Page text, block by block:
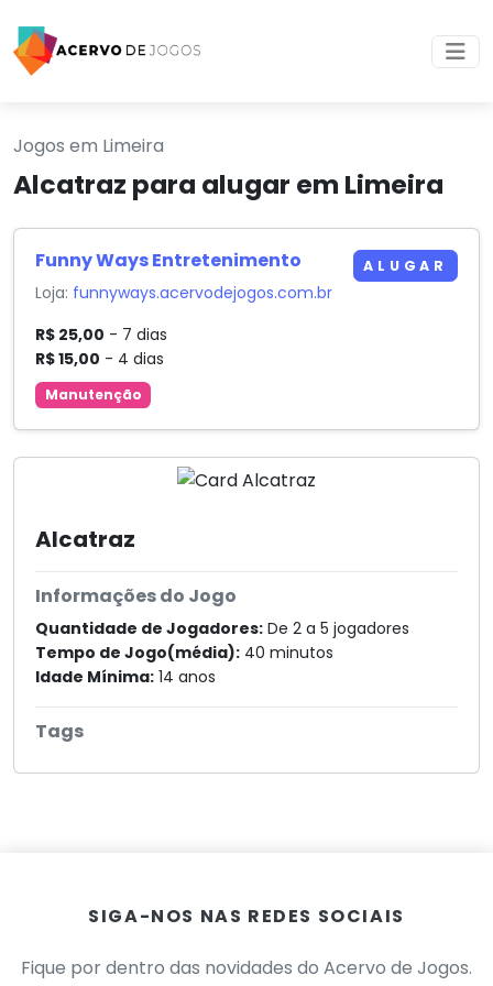
Jogos em Limeira
Alcatraz para alugar em Limeira
Alcatraz
Informações do Jogo
Quantidade de Jogadores: De 2 a 5 jogadores
Tempo de Jogo(média): 40 minutos
Idade Mínima: 14 anos
Tags
Funny Ways Entretenimento
Loja: funnyways.acervodejogos.com.br
R$ 25,00 - 7 dias
R$ 15,00 - 4 dias
Manutenção
ALUGAR
SIGA-NOS NAS REDES SOCIAIS
Fique por dentro das novidades do Acervo de Jogos.